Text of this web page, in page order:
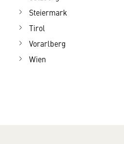
Steiermark
Tirol
Vorarlberg
Wien